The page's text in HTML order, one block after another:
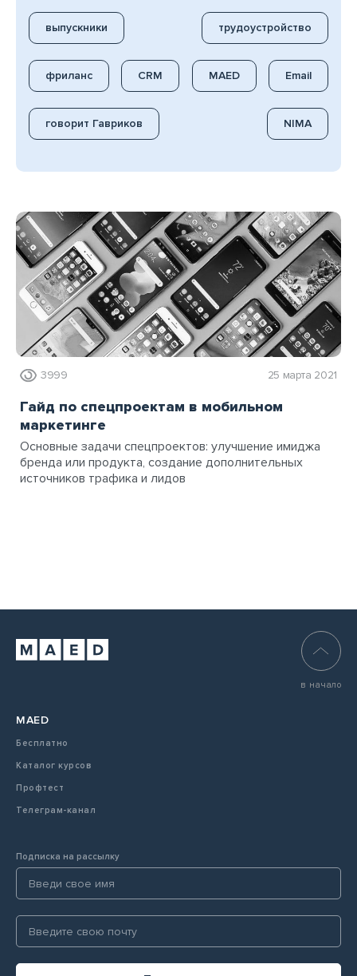
выпускники трудоустройство
фриланс CRM MAED Email
говорит Гавриков NIMA
3999 25 марта 2021
Гайд по спецпроектам в мобильном
маркетинге
Основные задачи спецпроектов: улучшение имиджа
бренда или продукта, создание дополнительных
источников трафика и лидов
MAED
Бесплатно
Каталог курсов
Профтест
Телеграм-канал
в начало
Подписка на рассылку